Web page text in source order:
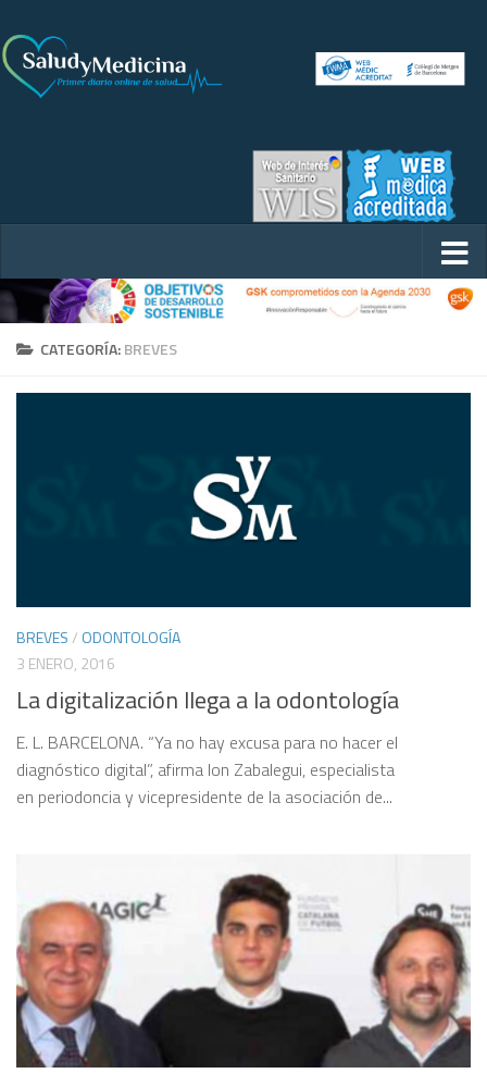
CATEGORÍA:BREVES
BREVES/ ODONTOLOGÍA
3 ENERO, 2016
La digitalización llega a la odontología
E. L. BARCELONA. “Ya no hay excusa para no hacer el
diagnóstico digital”, afirma Ion Zabalegui, especialista
en periodoncia y vicepresidente de la asociación de...